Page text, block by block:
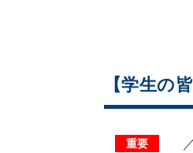
【学生の
重要